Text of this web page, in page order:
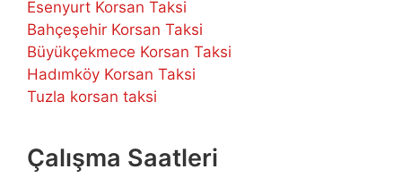
Esenyurt Korsan Taksi
Bahçeşehir Korsan Taksi
Büyükçekmece Korsan Taksi
Hadımköy Korsan Taksi
Tuzla korsan taksi
Çalışma Saatleri